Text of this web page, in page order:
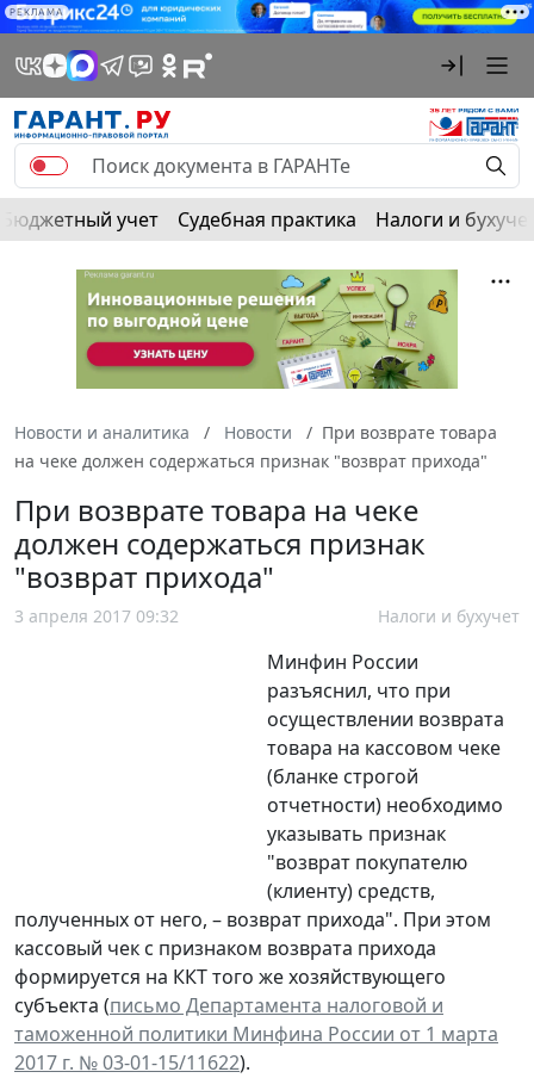
РЕКЛАМА
Бюджетный учет Судебная практика Налоги и
Новости и аналитика Новости
При возврате товара
на чеке должен содержаться признак "возврат прихода"
При возврате товара на чеке
должен содержаться признак
"возврат прихода"
3 апреля 2017 09:32 Налоги и бухучет
Минфин России
разъяснил, что при
осуществлении возврата
товара на кассовом чеке
(бланке строгой
отчетности) необходимо
указывать признак
"возврат покупателю
(клиенту) средств,
полученных от него, – возврат прихода". При этом
кассовый чек с признаком возврата прихода
формируется на ККТ того же хозяйствующего
субъекта (письмо Департамента налоговой и
таможенной политики Минфина России от 1 марта
2017 г. № 03-01-15/11622).